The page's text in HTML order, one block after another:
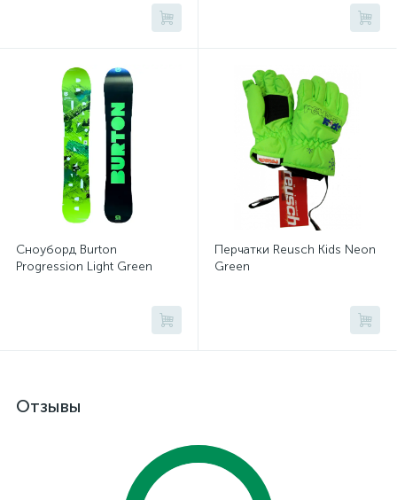
Сноуборд Burton
Progression Light Green
Перчатки Reusch Kids Neon
Green
Отзывы